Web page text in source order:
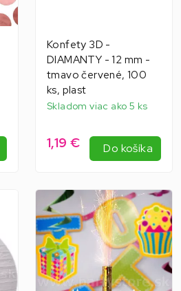
Konfety 3D -
DIAMANTY - 12 mm -
tmavo červené, 100
ks, plast
Skladom viac ako 5 ks
1,19 € Do košíka